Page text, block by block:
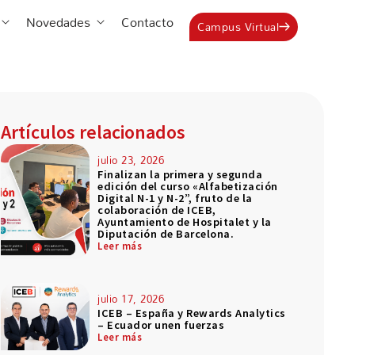
Abrir Estudia en ICEB
Novedades Abrir Novedades
Contacto Campus Virtual
Artículos relacionados
julio 23, 2026
Finalizan la primera y segunda
edición del curso «Alfabetización
Digital N-1 y N-2”, fruto de la
colaboración de ICEB,
Ayuntamiento de Hospitalet y la
Diputación de Barcelona.
Leer más
julio 17, 2026
ICEB – España y Rewards Analytics
– Ecuador unen fuerzas
Leer más